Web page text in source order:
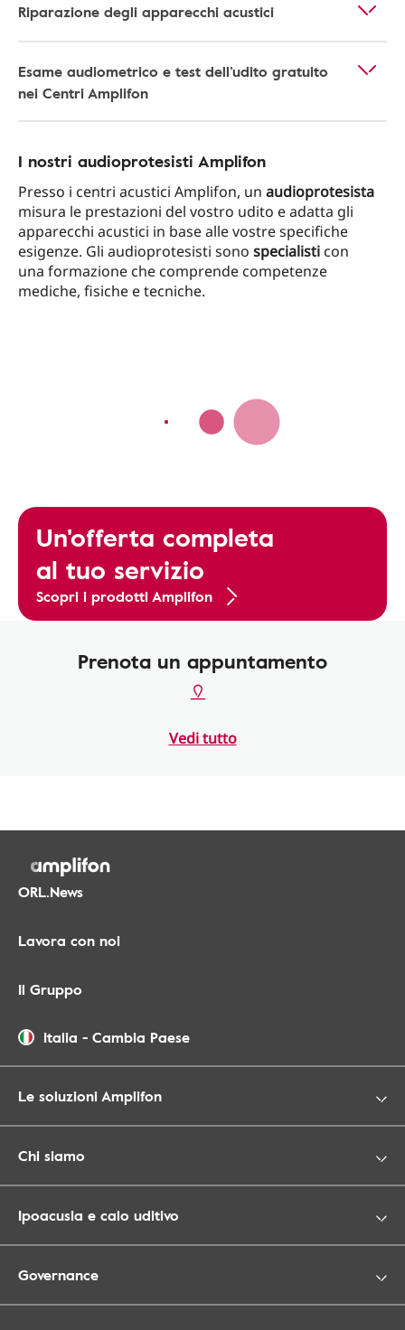
Riparazione degli apparecchi acustici
Esame audiometrico e test dell’udito gratuito
nei Centri Amplifon
I nostri audioprotesisti Amplifon
Presso i centri acustici Amplifon, un audioprotesista
misura le prestazioni del vostro udito e adatta gli
apparecchi acustici in base alle vostre specifiche
esigenze. Gli audioprotesisti sono specialisti con
una formazione che comprende competenze
mediche, fisiche e tecniche.
Un'offerta completa
al tuo servizio
Scopri i prodotti Amplifon
Prenota un appuntamento
Vedi tutto
ORL.News
Lavora con noi
Il Gruppo
Italia - Cambia Paese
Le soluzioni Amplifon
Chi siamo
Ipoacusia e calo uditivo
Governance